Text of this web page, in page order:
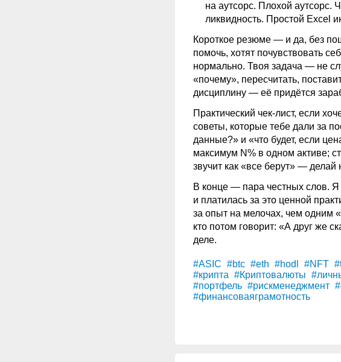
на аутсорс. Плохой аутсорс.
ликвидность. Простой Excel
Короткое резюме — и да, без
помочь, хотят почувствовать
нормально. Твоя задача — не
«почему», пересчитать,
дисциплину — её придётся
Практический чек-лист, если
советы, которые тебе дали за
данные?» и «что будет, если
максимум N% в одном активе;
звучит как «все берут» —
В конце — пара честных слов. Я
и платилась за это ценной
за опыт на мелочах, чем одним
кто потом говорит: «А друг же
деле.
#ASIC #btc #eth #hodl #NFT
#крипта #Криптовалюты
#портфель #рискменеджмент
#финансоваяграмотность